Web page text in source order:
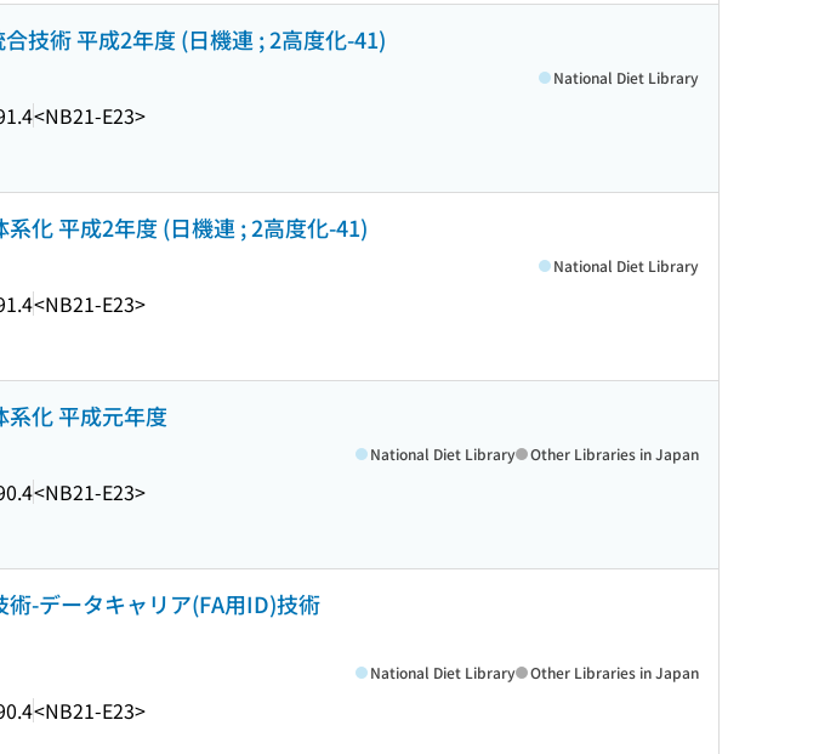
技術 平成2年度 (日機連 ; 2高度化-41)
<NB21-E23>
National Diet Library
化 平成2年度 (日機連 ; 2高度化-41)
<NB21-E23>
National Diet Library
化 平成元年度
<NB21-E23>
National Diet Library Other Libraries in Japan
-データキャリア(FA用ID)技術
<NB21-E23>
National Diet Library Other Libraries in Japan